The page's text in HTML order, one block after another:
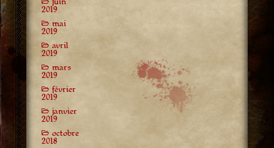
2019
mai
2019
avril
2019
mars
2019
février
2019
janvier
2019
octobre
2018